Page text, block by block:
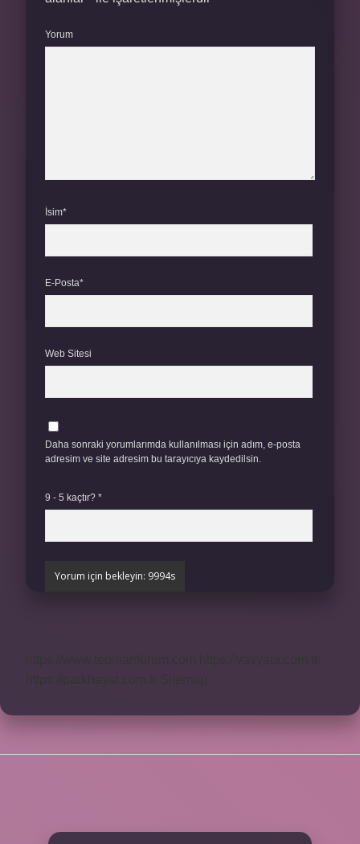
Yorum
İsim*
E-Posta*
Web Sitesi
Daha sonraki yorumlarımda kullanılması için adım, e-posta
adresim ve site adresim bu tarayıcıya kaydedilsin.
9 - 5 kaçtır? *